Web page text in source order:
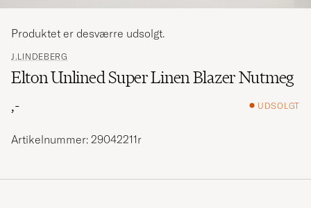
J.LINDEBERG
Elton Unlined Super Linen Blazer Nutmeg
,-
UDSOLGT
Produktet er desværre udsolgt.
Artikelnummer: 29042211r